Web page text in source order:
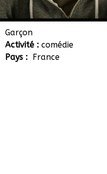
Lucien Voituriez
Garçon
Activité : comédie
Pays : France